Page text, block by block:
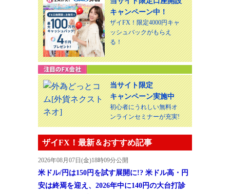
キャンペーン中！
ザイFX！限定4000円キャ
ッシュバックがもらえ
る！
当サイト限定
キャンペーン実施中
初心者にうれしい無料オ
ンラインセミナーが充実!
ザイFX！最新＆おすすめ記事
2026年08月07日(金)18時09分公開
米ドル/円は150円を試す展開に!? 米ドル高・円
安は終焉を迎え、2026年中に140円の大台打診